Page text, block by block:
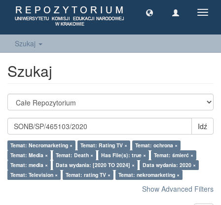
Szukaj
Szukaj
Idź
Temat: Necromarketing × Temat: Rating TV ×
Temat: ochrona ×
Temat: Media ×
Temat: Death × Has File(s): true ×
Temat: śmierć ×
Temat: media ×
Data wydania: [2020 TO 2024] ×
Data wydania: 2020 ×
Temat: Television ×
Temat: rating TV × Temat: nekromarketing ×
Show Advanced Filters